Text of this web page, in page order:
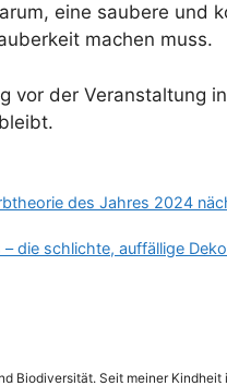
eine saubere und
machen muss.
vor der Veranstaltung
des Jahres 2024
die schlichte, auffällige
Seit meiner